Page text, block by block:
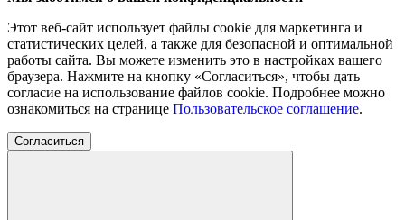
Этот веб-сайт использует файлы cookie для маркетинга и
статистических целей, а также для безопасной и оптимальной
работы сайта. Вы можете изменить это в настройках вашего
браузера. Нажмите на кнопку «Согласиться», чтобы дать
согласие на использование файлов cookie. Подробнее можно
ознакомиться на странице Пользовательское соглашение.
Согласиться